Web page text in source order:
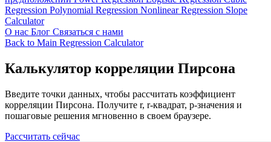
Regression Polynomial Regression Nonlinear Regression Slope
Calculator
О нас Блог Связаться с нами
Back to Main Regression Calculator
Калькулятор корреляции Пирсона
Введите точки данных, чтобы рассчитать коэффициент
корреляции Пирсона. Получите r, r-квадрат, p-значения и
пошаговые решения мгновенно в своем браузере.
Рассчитать сейчас